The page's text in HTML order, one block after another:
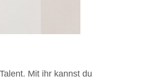
Mit ihr kannst du